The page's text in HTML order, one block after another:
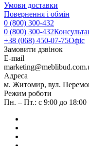
Умови доставки
Повернення і обмін
0 (800) 300-432
0 (800) 300-432
+38 (068) 450-07-75Офіс
Замовити дзвінок
E-mail
Адреса
м. Житомир, вул.
Режим роботи
Пн. – Пт.: с 9:00 до 18:00